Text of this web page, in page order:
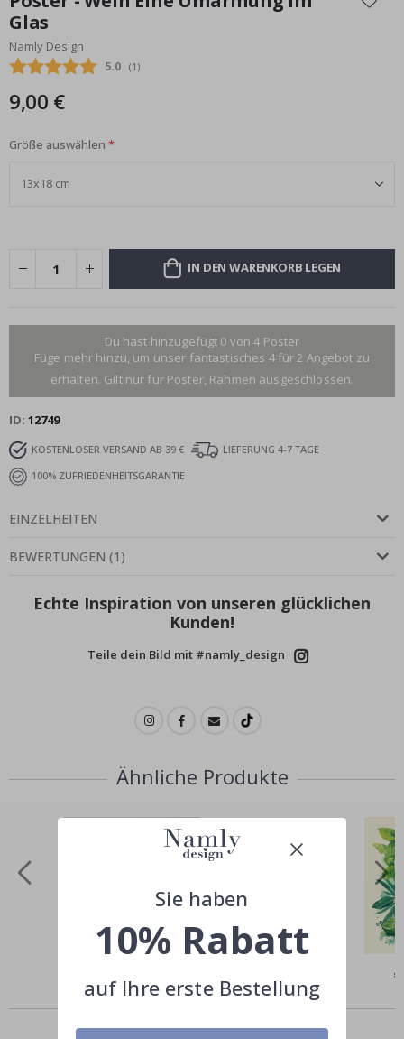
der
Bildgalerie
springen
Glas
Namly Design
Durchschnittliche Bewertung:
5.0 (abgegebene bewertungen:
1 )
9,00 €
Größe auswählen
IN DEN WARENKORB LEGEN
Du hast hinzugefügt 0 von 4 Poster
Füge mehr hinzu, um unser fantastisches 4 für 2 Angebot zu
erhalten. Gilt nur für Poster, Rahmen ausgeschlossen.
ID 12749
KOSTENLOSER VERSAND AB 39 €
LIEFERUNG 4-7 TAGE
100% ZUFRIEDENHEITSGARANTIE
EINZELHEITEN
BEWERTUNGEN (1 )
Echte Inspiration von unseren glücklichen
Kunden!
Teile dein Bild mit #namly_design
Ähnliche Produkte
Price
Sie haben
10% Rabatt
auf Ihre erste Bestellung